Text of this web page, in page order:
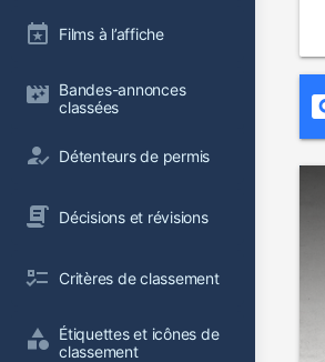
Films à l’affiche
Bandes-annonces
classées
Détenteurs de permis
Décisions et révisions
Critères de classement
Étiquettes et icônes de
classement